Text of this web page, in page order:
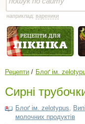
наприклад: вареники
Рецепти Блоґ ім.
Сирні
Блоґ ім. zelotypus
молочних продуктів